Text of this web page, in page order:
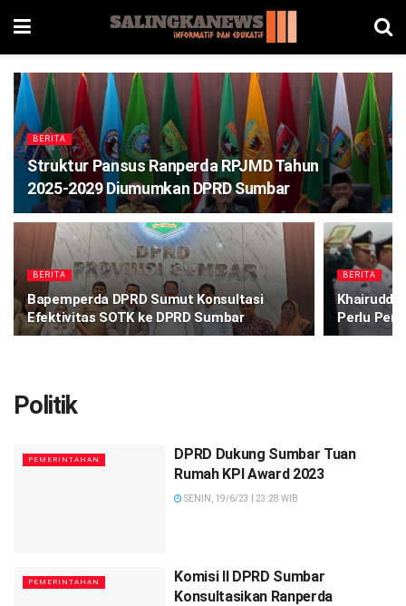
BERITA
Struktur Pansus Ranperda RPJMD Tahun
2025-2029 Diumumkan DPRD Sumbar
BERITA
Bapemperda DPRD Sumut Konsultasi
Efektivitas SOTK ke DPRD Sumbar
BERITA
Perlu
Politik
PEMERINTAHAN
DPRD Dukung Sumbar Tuan
Rumah KPI Award 2023
SENIN, 19/6/23 | 23:28 WIB
PEMERINTAHAN
Komisi II DPRD Sumbar
Konsultasikan Ranperda